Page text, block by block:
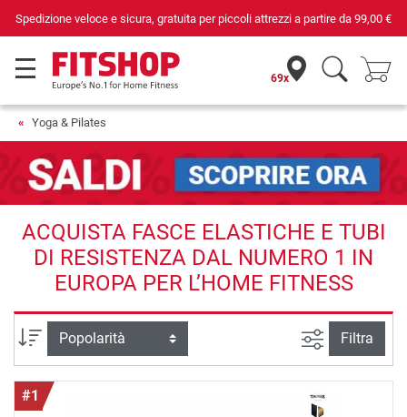
Spedizione veloce e sicura, gratuita per piccoli attrezzi a partire da99,00 €
69x
Yoga & Pilates
ACQUISTA FASCE ELASTICHE E TUBI
DI RESISTENZA DAL NUMERO 1 IN
EUROPA PER L’HOME FITNESS
Ordina per Ricerca
Filtra
#1